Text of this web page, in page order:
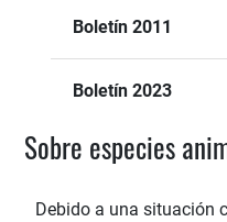
Boletín 2011
Boletín 2023
Sobre especies
Debido a una situación